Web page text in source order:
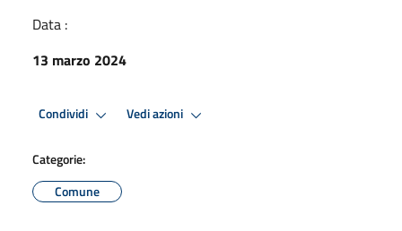
Data :
13 marzo 2024
Condividi Vedi azioni
Categorie:
Comune